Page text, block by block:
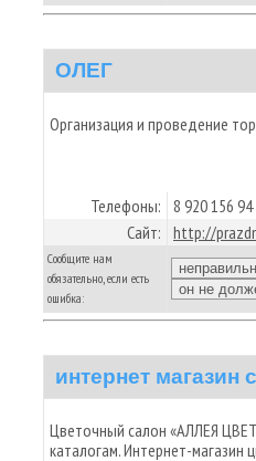
ОЛЕГ
Организация и проведение
Телефоны: 8 920 156 94
Сайт: http://
Сообщите нам
обязательно, если есть
ошибка:
интернет
Цветочный салон «АЛЛЕЯ
каталогам. Интернет-магазин